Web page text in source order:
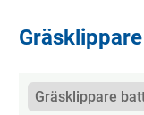
Gräsklippare
Kategorier
Gräsklippare